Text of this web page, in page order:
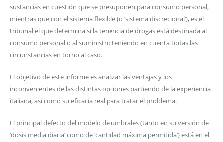
sustancias en cuestión que se presuponen para consumo personal,
mientras que con el sistema flexible (o ‘sistema discrecional’), es el
tribunal el que determina si la tenencia de drogas está destinada al
consumo personal o al suministro teniendo en cuenta todas las
circunstancias en torno al caso.
El objetivo de este informe es analizar las ventajas y los
inconvenientes de las distintas opciones partiendo de la experiencia
italiana, así como su eficacia real para tratar el problema.
El principal defecto del modelo de umbrales (tanto en su versión de
‘dosis media diaria’ como de ‘cantidad máxima permitida’) está en el